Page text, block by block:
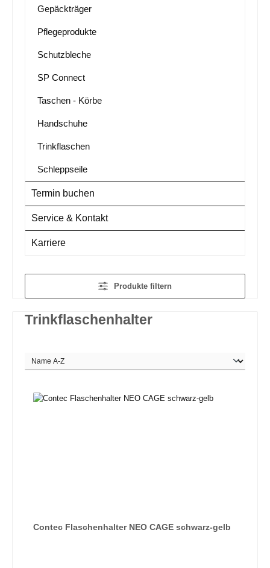
Gepäckträger
Pflegeprodukte
Schutzbleche
SP Connect
Taschen - Körbe
Handschuhe
Trinkflaschen
Schleppseile
Termin buchen
Service & Kontakt
Karriere
Produkte filtern
Trinkflaschenhalter
Contec Flaschenhalter NEO CAGE schwarz-gelb